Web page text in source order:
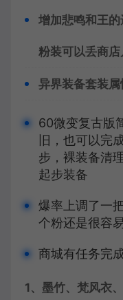
增加悲鸣和王
粉装可以丢商
异界装备套装
60微变复古版
旧，也可以完
步，裸装备清
起步装备
爆率上调了一
个粉还是很容
商城有任务完
1、墨竹、梵风衣